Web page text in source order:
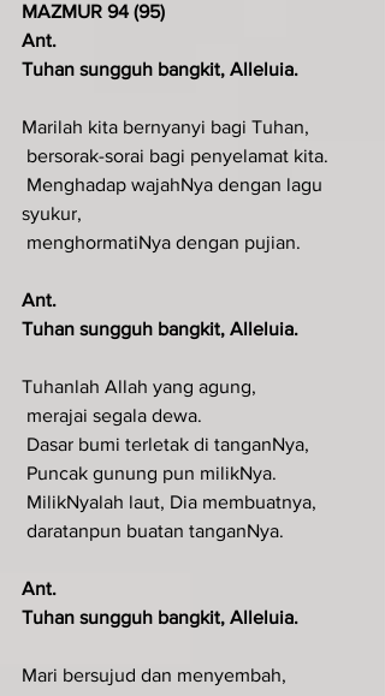
MAZMUR 94 (95)
Ant.
Tuhan sungguh bangkit, Alleluia.
Marilah kita bernyanyi bagi Tuhan,
bersorak-sorai bagi penyelamat kita.
syukur,
menghormatiNya dengan pujian.
Ant.
Tuhan sungguh bangkit, Alleluia.
Tuhanlah Allah yang agung,
merajai segala dewa.
Dasar bumi terletak di tanganNya,
Puncak gunung pun milikNya.
MilikNyalah laut, Dia membuatnya,
daratanpun buatan tanganNya.
Ant.
Tuhan sungguh bangkit, Alleluia.
Mari bersujud dan menyembah,